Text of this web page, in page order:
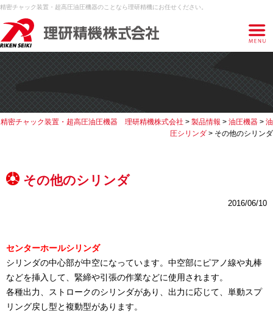
精密チャック装置・超高圧油圧機器のことなら理研精機にお任せください。
精密チャック装置・超高圧油圧機器 理研精機株式会社 > 製品情報 > 油圧機器 > 油
圧シリンダ > その他のシリンダ
その他のシリンダ
2016/06/10
センターホールシリンダ
シリンダの中心部が中空になっています。中空部にピアノ線や丸棒
などを挿入して、緊締や引張の作業などに使用されます。
各種出力、ストロークのシリンダがあり、出力に応じて、単動スプ
リング戻し型と複動型があります。